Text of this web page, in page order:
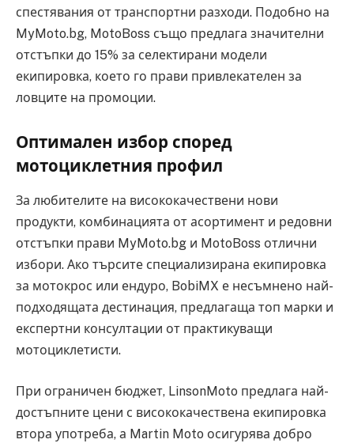
спестявания от транспортни разходи. Подобно на
MyMoto.bg, MotoBoss също предлага значителни
отстъпки до 15% за селектирани модели
екипировка, което го прави привлекателен за
ловците на промоции.
Оптимален избор според
мотоциклетния профил
За любителите на висококачествени нови
продукти, комбинацията от асортимент и редовни
отстъпки прави MyMoto.bg и MotoBoss отлични
избори. Ако търсите специализирана екипировка
за мотокрос или ендуро, BobiMX е несъмнено най-
подходящата дестинация, предлагаща топ марки и
експертни консултации от практикуващи
мотоциклетисти.
При ограничен бюджет, LinsonMoto предлага най-
достъпните цени с висококачествена екипировка
втора употреба, а Martin Moto осигурява добро